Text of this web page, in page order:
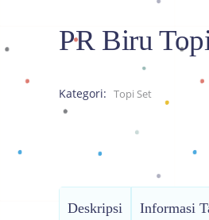
PR Biru
Kategori: Topi Set
Deskripsi Informasi